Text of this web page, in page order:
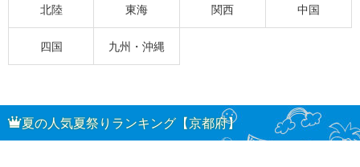
北陸 東海 関西 中国
四国 九州・沖縄
夏の人気夏祭りランキング【京都府】